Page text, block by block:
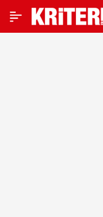
Van’da 5 ayda 20 yaban